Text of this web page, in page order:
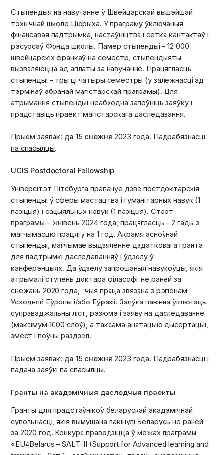
Стыпендыя на навучанне ў Швейцарскай вышэйшай
тэхнічнай школе Цюрыха. У праграму ўключаныя
фінансавая падтрымка, настаўніцтва і сетка кантактаў і
рэсурсаў Фонда школы. Памер стыпендыі – 12 000
швейцарскіх франкаў на семестр, стыпендыяты
вызваляюцца ад аплаты за навучанне. Працягласць
стыпендыі – тры ці чатыры семестры (у залежнасці ад
тэрмінаў абранай магістарскай праграмы). Для
атрымання стыпендыі неабходна запоўніць заяўку і
прадставіць праект магістарскага даследавання.
Прыём заявак: да 15 снежня 2023 года. Падрабязнасці
па спасылцы.
UCIS Postdoctoral Fellowship
Універсітэт Пітсбурга прапануе дзве постдоктарскія
стыпендыі ў сферы мастацтва і гуманітарных навук (1
пазіцыя) і сацыяльных навук (1 пазіцыя). Старт
праграмы – жнівень 2024 года, працягласць – 2 гады з
магчымасцю працягу на 1 год. Акрамя асноўнай
стыпендыі, магчымае выдзяленне дадатковага гранта
для падтрымкі даследаванняў і ўдзелу ў
канферэнцыях. Да ўдзелу запрошаныя навукоўцы, якія
атрымалі ступень доктара філасофіі не раней за
снежань 2020 года, і чыя праца звязана з рэгіёнам
Усходняй Еўропы і/або Еўразіі. Заяўка павінна ўключаць
суправаджальны ліст, рэзюмэ і заяву на даследаванне
(максімум 1000 слоў), а таксама анатацыю дысертацыі,
змест і поўны раздзел.
Прыём заявак: да 15 снежня 2023 года. Падрабязнасці і
падача заяўкі па спасылцы.
Гранты на акадэмічныя даследчыя праекты
Гранты для прадстаўнікоў беларускай акадэмічнай
супольнасці, якія вымушана пакінулі Беларусь не раней
за 2020 год. Конкурс праводзіцца ў межах праграмы
«EU4Belarus – SALT–II (Support for Advanced learning and